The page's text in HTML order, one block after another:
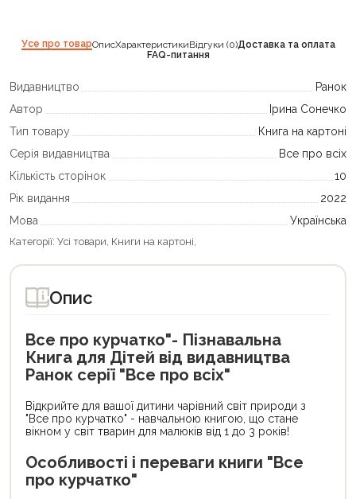
Усе про товарОписХарактеристикиВідгуки (0)Доставка та оплата
FAQ-питання
Видавництво
Ранок
Автор
Ірина Сонечко
Тип товару
Книга на картоні
Серія видавництва
Все про всіх
Кількість сторінок
10
Рік видання
2022
Мова
Українська
Категорії: Усі товари, Книги на картоні,
Опис
Все про курчатко"- Пізнавальна
Книга для Дітей від видавництва
Ранок серії "Все про всіх"
Відкрийте для вашої дитини чарівний світ природи з
"Все про курчатко" - навчальною книгою, що стане
вікном у світ тварин для малюків від 1 до 3 років!
Особливості і переваги книги "Все
про курчатко"